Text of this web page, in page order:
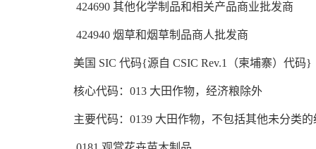
424690 其他化学制品和相关产品商业批发商
424940 烟草和烟草制品商人批发商
美国 SIC 代码{源自 CSIC Rev.1（柬埔寨）代码}
核心代码：013 大田作物，经济粮除外
主要代码：0139 大田作物，不包括其他未分类